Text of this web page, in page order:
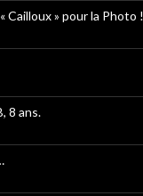
Cailloux » pour la Photo !
8 ans.